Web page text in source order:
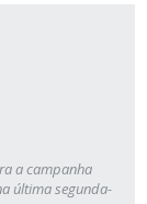
a campanha
última segunda-